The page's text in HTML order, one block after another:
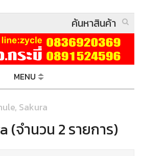
MENU
Sakura
(จำนวน 2 รายการ)